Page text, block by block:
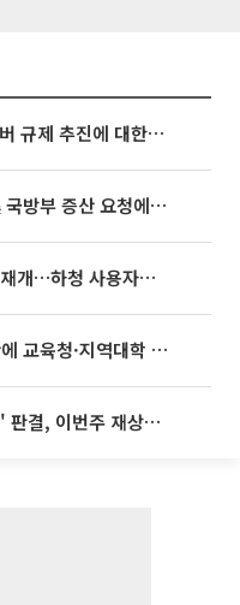
[특징주] 美 중국산 광트랜시버 규제 추진에 대한광통신 등 광통신株 강세
[특징주] “탄약 부족하다“ 美 국방부 증산 요청에⋯국내 방산주 급등세
현대차·기아, 이번 주 임단협 재개…하청 사용자성 재심도 ‘변수’
학 서·논술형 입시 연계 '착수'
최태원·노소영 '9440억 분할' 판결, 이번주 재상고 여부 주목